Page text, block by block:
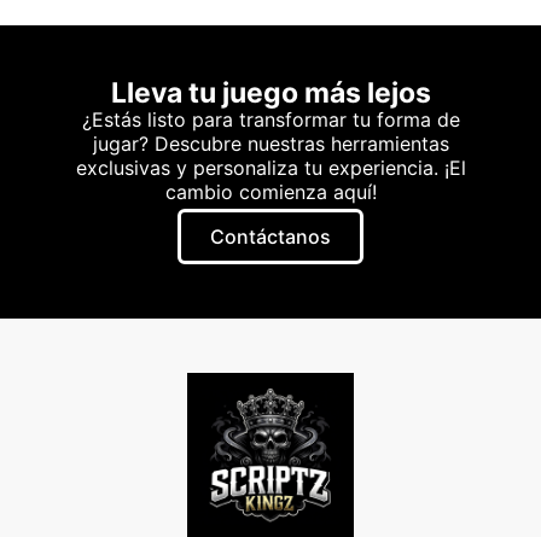
Lleva tu juego más lejos
¿Estás listo para transformar tu forma de
jugar? Descubre nuestras herramientas
exclusivas y personaliza tu experiencia. ¡El
cambio comienza aquí!
Contáctanos